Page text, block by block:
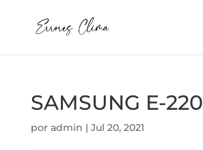
SAMSUNG E-220
por admin | Jul 20, 2021